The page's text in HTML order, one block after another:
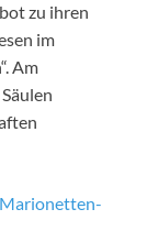
zu ihren
im
Am